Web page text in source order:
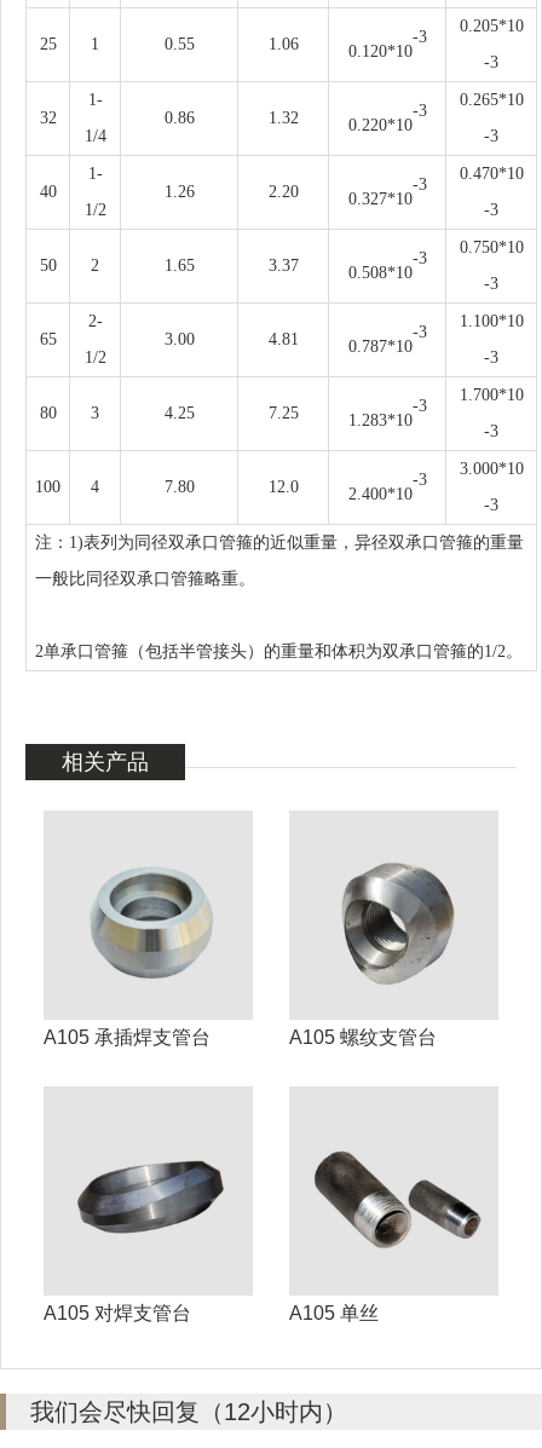
25 1 0.55 1.06 0.120*10
-3
0.205*10
-3
32
1-
1/4
0.86 1.32 0.220*10
-3
0.265*10
-3
40
1-
1/2
1.26 2.20 0.327*10
-3
0.470*10
-3
50 2 1.65 3.37 0.508*10
-3
0.750*10
-3
65
2-
1/2
3.00 4.81 0.787*10
-3
1.100*10
-3
80 3 4.25 7.25 1.283*10
-3
1.700*10
-3
100 4 7.80 12.0 2.400*10
-3
3.000*10
-3
注： 1)表列为同径双承口管箍的近似重量，异径双承口管箍的重量
一般比同径双承口管箍略重。
2单承口管箍（包括半管接头）的重量和体积为双承口管箍的1/2。
相关产品
A105 承插焊支管台 A105 螺纹支管台
A105 对焊支管台 A105 单丝
我们会尽快回复（12小时内）